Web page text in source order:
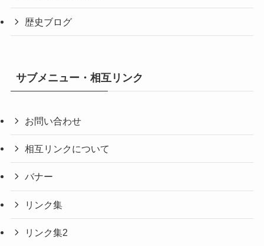
歴史ブログ
サブメニュー・相互リンク
お問い合わせ
相互リンクについて
バナー
リンク集
リンク集2